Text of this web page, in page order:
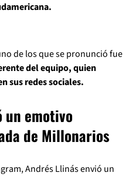
de los que se pronunció fue
del equipo, quien
sus redes sociales.
un emotivo
de Millonarios
Andrés Llinás envió un